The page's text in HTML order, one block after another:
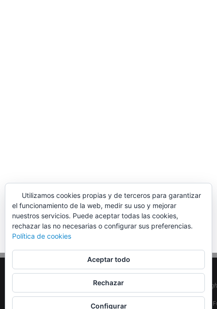
©
|
Utilizamos cookies propias y de terceros para garantizar
el funcionamiento de la web, medir su uso y mejorar
nuestros servicios. Puede aceptar todas las cookies,
rechazar las no necesarias o configurar sus preferencias.
Política de cookies
Aceptar todo
Rechazar
Configurar